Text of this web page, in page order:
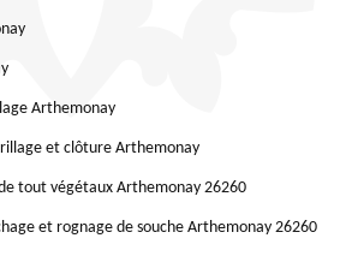
Arthemonay
et clôture Arthemonay
tout végétaux Arthemonay 26260
et rognage de souche Arthemonay 26260